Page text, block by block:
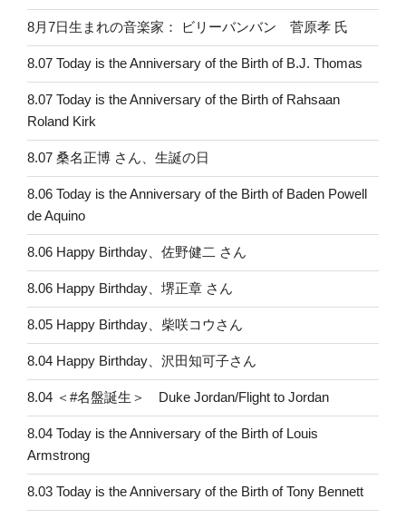
8月7日生まれの音楽家： ビリーバンバン 菅原孝 氏
8.07 Today is the Anniversary of the Birth of B.J. Thomas
8.07 Today is the Anniversary of the Birth of Rahsaan
Roland Kirk
8.07 桑名正博 さん、生誕の日
8.06 Today is the Anniversary of the Birth of Baden Powell
de Aquino
8.06 Happy Birthday、佐野健二 さん
8.06 Happy Birthday、堺正章 さん
8.05 Happy Birthday、柴咲コウさん
8.04 Happy Birthday、沢田知可子さん
8.04 ＜#名盤誕生＞ Duke Jordan/Flight to Jordan
8.04 Today is the Anniversary of the Birth of Louis
Armstrong
8.03 Today is the Anniversary of the Birth of Tony Bennett